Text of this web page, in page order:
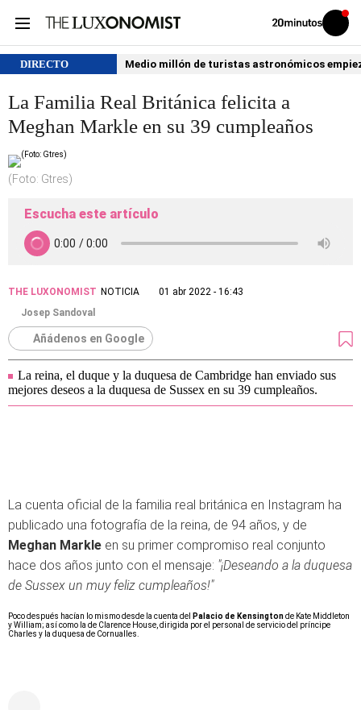
Volver
Iniciar
sesión
DIRECTO Medio millón de turistas astronómicos
La Familia Real Británica felicita a
Meghan Markle en su 39 cumpleaños
(Foto: Gtres)
Escucha este artículo
THE LUXONOMIST NOTICIA
01 abr 2022 - 16:43
Josep Sandoval
Añádenos en Google
La reina, el duque y la duquesa de Cambridge han enviado sus
mejores deseos a la duquesa de Sussex en su 39 cumpleaños.
La cuenta oficial de la familia real británica en Instagram ha
publicado una fotografía de la reina, de 94 años, y de
Meghan Markle en su primer compromiso real conjunto
hace dos años junto con el mensaje: "¡Deseando a la duquesa
de Sussex un muy feliz cumpleaños!"
Poco después hacían lo mismo desde la cuenta del Palacio de Kensingtonde Kate Middleton
y William; así como la de Clarence House, dirigida por el personal de servicio del príncipe
Charles y la duquesa de Cornualles.